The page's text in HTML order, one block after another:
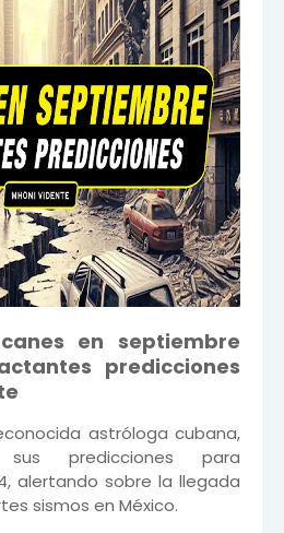
en septiembre
predicciones
astróloga cubana,
predicciones para
alertando sobre la llegada
sismos en México.